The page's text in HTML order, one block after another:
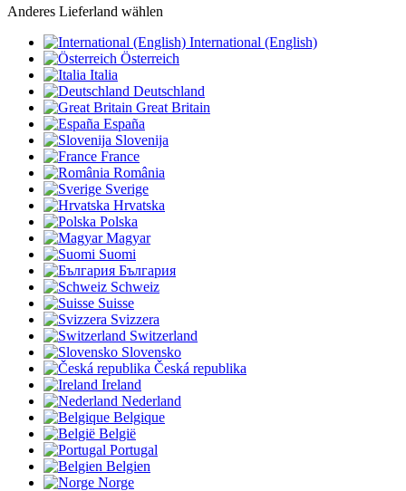
Anderes Lieferland wählen
International (English)
Österreich
Italia
Deutschland
Great Britain
España
Slovenija
France
România
Sverige
Hrvatska
Polska
Magyar
Suomi
България
Schweiz
Suisse
Svizzera
Switzerland
Slovensko
Česká republika
Ireland
Nederland
Belgique
België
Portugal
Belgien
Norge